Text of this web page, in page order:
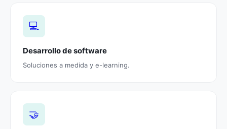
💻
Desarrollo de software
Soluciones a medida y e-learning.
🤝